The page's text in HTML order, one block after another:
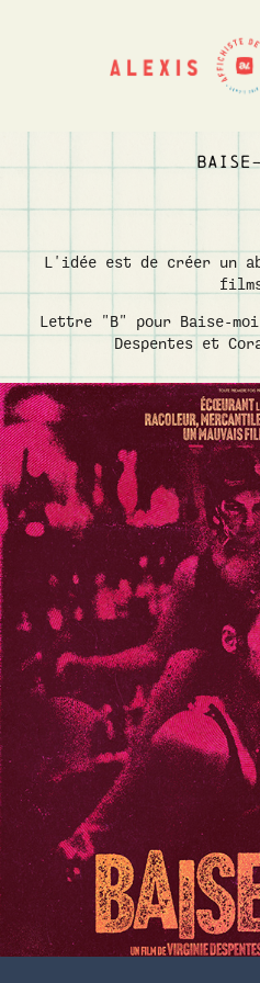
L'idée est de créer un
Lettre "B" pour Baise-
Despentes et